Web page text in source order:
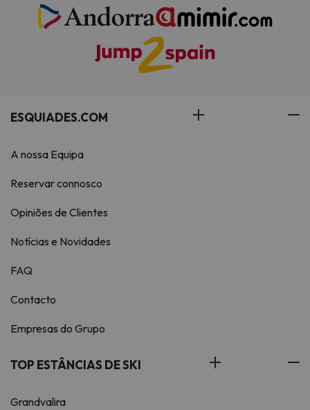
ESQUIADES.COM
A nossa Equipa
Reservar connosco
Opiniões de Clientes
Notícias e Novidades
FAQ
Contacto
Empresas do Grupo
TOP ESTÂNCIAS DE SKI
Grandvalira